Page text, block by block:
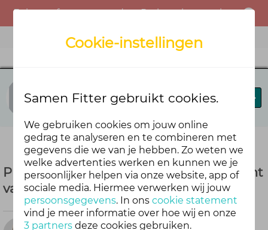
Presentatie webinar 20 mei - "Veerkracht
van jouw team"
meer dan
Cookie-instellingen
Samen Fitter gebruikt cookies.
We gebruiken cookies om jouw online
gedrag te analyseren en te combineren met
gegevens die we van je hebben. Zo weten we
welke advertenties werken en kunnen we je
persoonlijker helpen via onze website, app of
sociale media. Hiermee verwerken wij jouw
persoonsgegevens. In onscookie statement
vind je meer informatie over hoe wij en onze
3 partners deze cookies gebruiken.
Er is een fout opgetreden. Probeer het opnieuw of neem contact op met de beheerder.